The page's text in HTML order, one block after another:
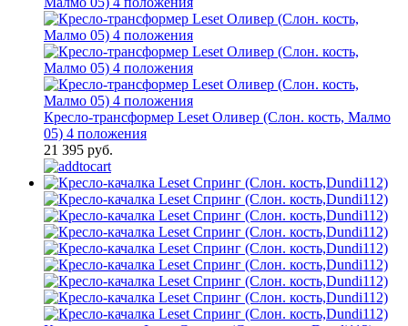
Кресло-трансформер Leset Оливер (Слон. кость, Малмо
05) 4 положения
21 395 руб.